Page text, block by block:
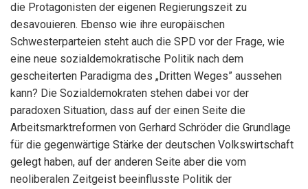
die Protagonisten der eigenen Regierungszeit zu
desavouieren. Ebenso wie ihre europäischen
Schwesterparteien steht auch die SPD vor der Frage, wie
eine neue sozialdemokratische Politik nach dem
gescheiterten Paradigma des „Dritten Weges” aussehen
kann? Die Sozialdemokraten stehen dabei vor der
paradoxen Situation, dass auf der einen Seite die
Arbeitsmarktreformen von Gerhard Schröder die Grundlage
für die gegenwärtige Stärke der deutschen Volkswirtschaft
gelegt haben, auf der anderen Seite aber die vom
neoliberalen Zeitgeist beeinflusste Politik der